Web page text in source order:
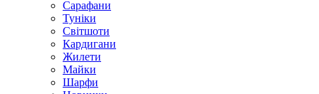
Сарафани
Туніки
Світшоти
Кардигани
Жилети
Майки
Шарфи